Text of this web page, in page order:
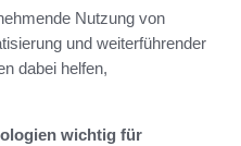
Nutzung von
und weiterführender
dabei helfen,
wichtig für